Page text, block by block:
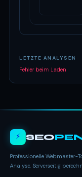
LETZTE ANALYSEN
Fehler beim Laden
⚡ SEO
Professionelle Webmaster-
Analyse. Serverseitig